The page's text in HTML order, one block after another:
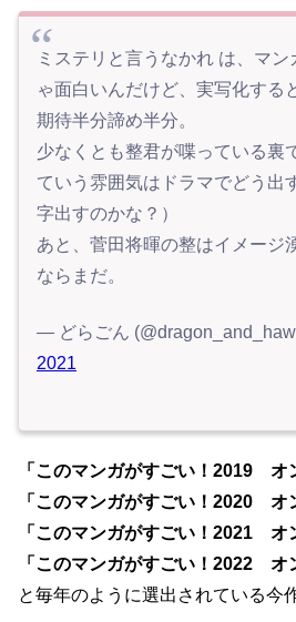
ミステリと言うなかれ は、マ
ゃ面白いんだけど、実写化する
期待半分諦め半分。
少なくとも整君が喋っている裏
ていう雰囲気はドラマでどう出
字出すのかな？）
あと、菅田将暉の整はイメージ
ならまだ。
— どらごん
2021
「このマンガがすごい！2019 オ
「このマンガがすごい！2020 オ
「このマンガがすごい！2021 オ
「このマンガがすごい！2022 オ
と毎年のように選出されている今作